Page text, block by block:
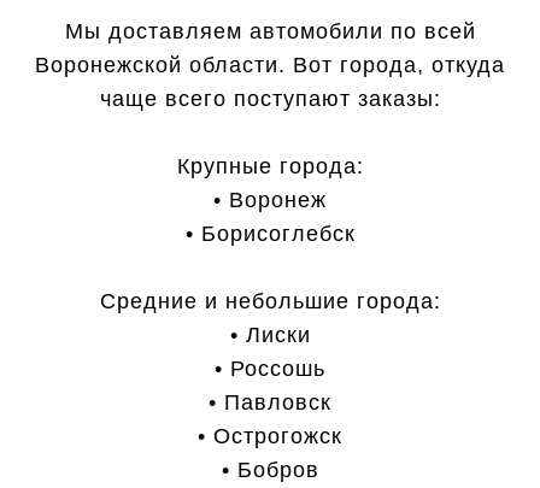
Мы доставляем автомобили по всей
Воронежской области. Вот города, откуда
чаще всего поступают заказы:
Крупные города:
• Воронеж
• Борисоглебск
Средние и небольшие города:
• Лиски
• Россошь
• Павловск
• Острогожск
• Бобров